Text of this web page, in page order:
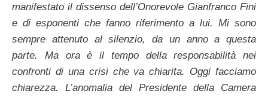
manifestato il dissenso dell’Onorevole Gianfranco Fini
e di esponenti che fanno riferimento a lui. Mi sono
sempre attenuto al silenzio, da un anno a questa
parte. Ma ora è il tempo della responsabilità nei
confronti di una crisi che va chiarita. Oggi facciamo
chiarezza. L’anomalia del Presidente della Camera